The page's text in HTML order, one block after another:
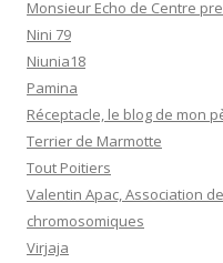
Monsieur Echo de Centre
Nini 79
Niunia18
Pamina
Réceptacle, le blog de mon
Terrier de Marmotte
Tout Poitiers
Valentin Apac, Association
chromosomiques
Virjaja